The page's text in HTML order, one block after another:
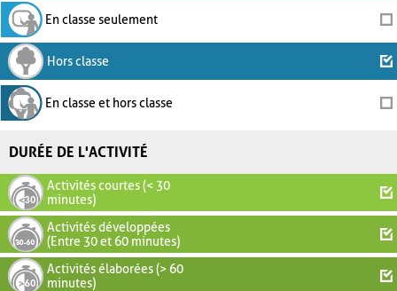
En classe seulement
Hors classe
En classe et hors classe
DURÉE DE L'ACTIVITÉ
Activités courtes (< 30
minutes)
Activités développées
(Entre 30 et 60 minutes)
Activités élaborées (> 60
minutes)